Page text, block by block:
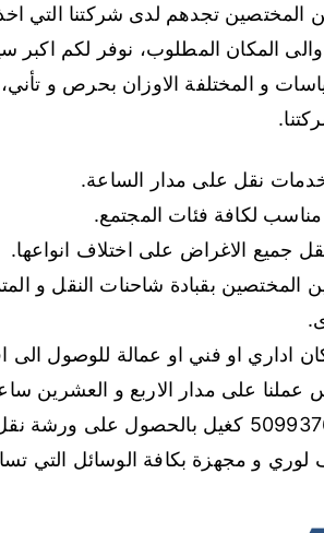
المختصين تجدهم لدى شركتنا التي
المكان المطلوب، نوفر لكم اكبر
و المختلفة الاوزان بحرص و
نقل على مدار الساعة.
لكافة فئات المجتمع.
جميع الاغراض على اختلاف انواعها.
المختصين بقبادة شاحنات النقل و
اداري او فني او عمالة للوصول الى
على مدار الاربع و العشرين
لوري و مجهزة بكافة الوسائل التي